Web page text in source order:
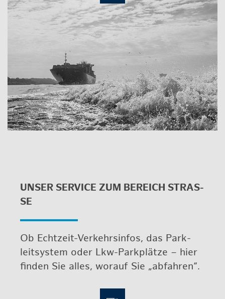
UNSER SER­VICE ZUM BE­REICH STRAS­
SE
Ob Echt­zeit-Ver­kehrs­in­fos, das Park­
leit­sys­tem oder Lkw-Park­plät­ze – hier
fin­den Sie alles, wor­auf Sie „ab­fah­ren“.